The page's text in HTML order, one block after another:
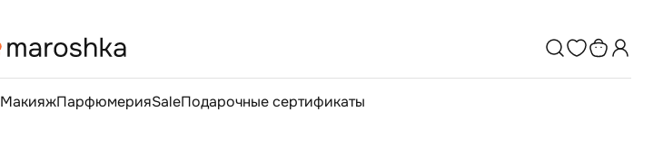
МакияжПарфюмерияSaleПодарочные сертификаты